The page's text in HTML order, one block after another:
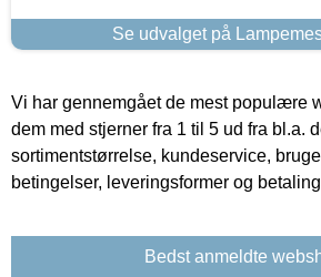
Se udvalget på
Vi har gennemgået de mest populære
dem med stjerner fra 1 til 5 ud fra bl.a.
sortimentstørrelse, kundeservice,
betingelser, leveringsformer og
Bedst anmeldte